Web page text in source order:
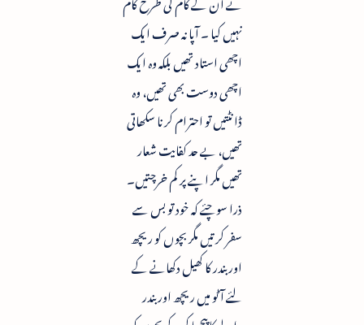
نہیں کیا ۔ آپا نہ صرف ایک
اچھی استاد تھیں بلکہ وہ ایک
اچھی دوست بھی تھیں، وہ
ڈانٹتیں تو احترام کرنا سکھاتی
تھیں، بے حد کفایت شعار
تھیں مگر ا پنے پر کم خرچتیں۔
ذرا سوچئے کہ خود تو بس سے
سفر کرتیں مگر بچوں کو ریچھ
اور بندر کا کھیل دکھانے کے
لئے آٹو میں ریچھ اور بندر